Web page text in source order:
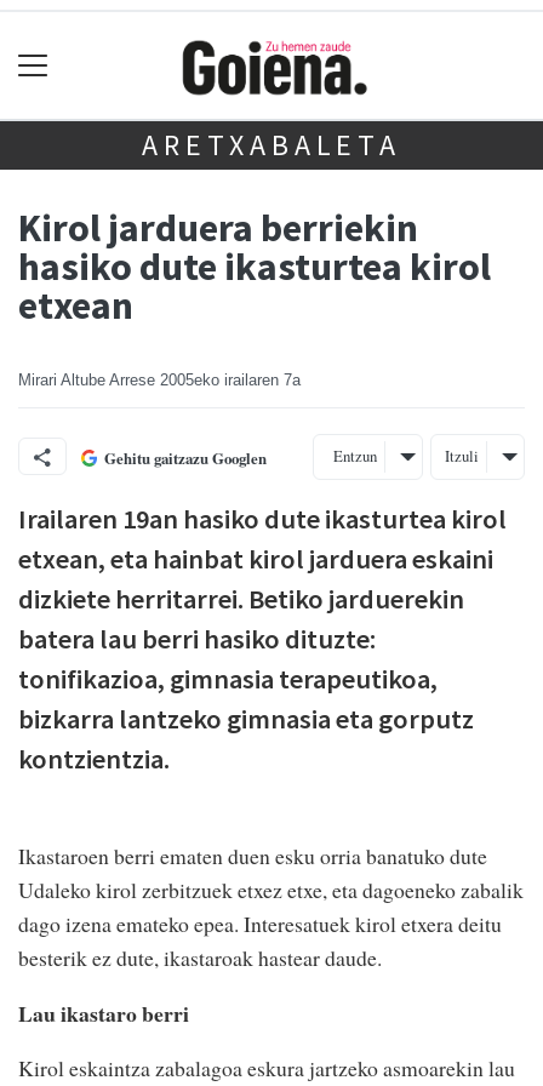
ARETXABALETA
Kirol jarduera berriekin
hasiko dute ikasturtea kirol
etxean
Mirari Altube Arrese 2005eko irailaren 7a
Gehitu gaitzazu Googlen Entzun Itzuli
Irailaren 19an hasiko dute ikasturtea kirol
etxean, eta hainbat kirol jarduera eskaini
dizkiete herritarrei. Betiko jarduerekin
batera lau berri hasiko dituzte:
tonifikazioa, gimnasia terapeutikoa,
bizkarra lantzeko gimnasia eta gorputz
kontzientzia.
Ikastaroen berri ematen duen esku orria banatuko dute
Udaleko kirol zerbitzuek etxez etxe, eta dagoeneko zabalik
dago izena emateko epea. Interesatuek kirol etxera deitu
besterik ez dute, ikastaroak hastear daude.
Lau ikastaro berri
Kirol eskaintza zabalagoa eskura jartzeko asmoarekin lau